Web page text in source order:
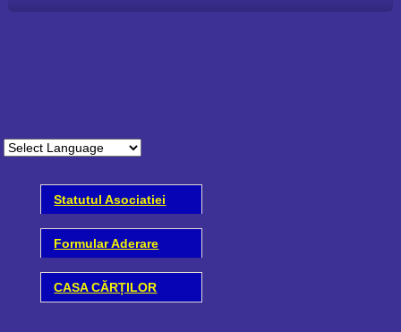
Statutul Asociatiei
Formular Aderare
CASA CĂRȚILOR